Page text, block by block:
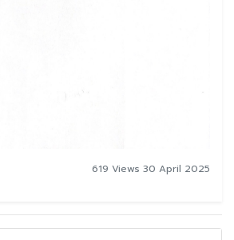
619 Views 30 April 2025